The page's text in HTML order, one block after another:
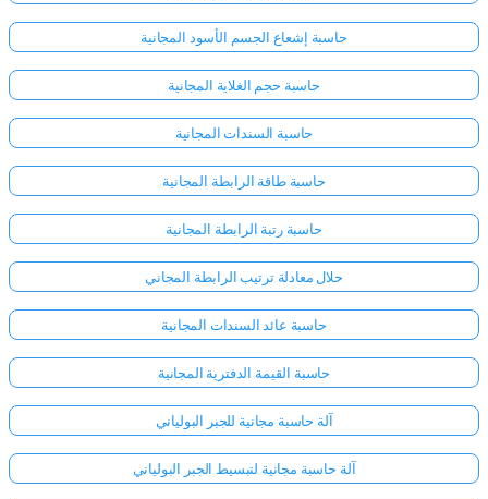
حاسبة إشعاع الجسم الأسود المجانية
حاسبة حجم الغلاية المجانية
حاسبة السندات المجانية
حاسبة طاقة الرابطة المجانية
حاسبة رتبة الرابطة المجانية
حلال معادلة ترتيب الرابطة المجاني
حاسبة عائد السندات المجانية
حاسبة القيمة الدفترية المجانية
آلة حاسبة مجانية للجبر البولياني
آلة حاسبة مجانية لتبسيط الجبر البولياني